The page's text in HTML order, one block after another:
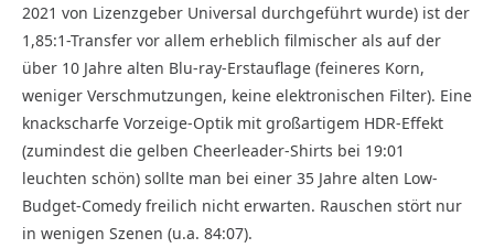
2021 von Lizenzgeber Universal durchgeführt wurde) ist der
1,85:1-Transfer vor allem erheblich filmischer als auf der
über 10 Jahre alten Blu-ray-Erstauflage (feineres Korn,
weniger Verschmutzungen, keine elektronischen Filter). Eine
knackscharfe Vorzeige-Optik mit großartigem HDR-Effekt
(zumindest die gelben Cheerleader-Shirts bei 19:01
leuchten schön) sollte man bei einer 35 Jahre alten Low-
Budget-Comedy freilich nicht erwarten. Rauschen stört nur
in wenigen Szenen (u.a. 84:07).